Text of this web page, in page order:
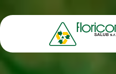
la
conținut